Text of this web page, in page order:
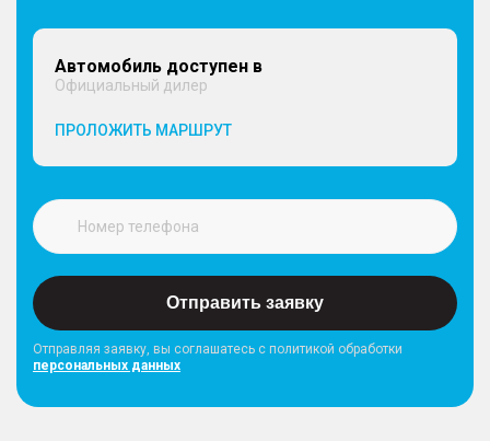
Автомобиль доступен в
Официальный дилер
ПРОЛОЖИТЬ МАРШРУТ
Отправить заявку
Отправляя заявку, вы соглашатесь с политикой обработки
персональных данных